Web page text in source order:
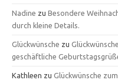
Nadine zu Besondere
durch kleine Details.
Glückwünsche zu
geschäftliche
Kathleen zu Glückwünsche